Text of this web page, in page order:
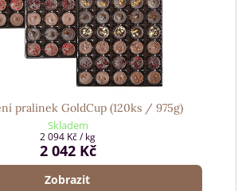
pralinek GoldCup (120ks / 975g)
Skladem
2 042 Kč
2 094 Kč/ kg
Zobrazit